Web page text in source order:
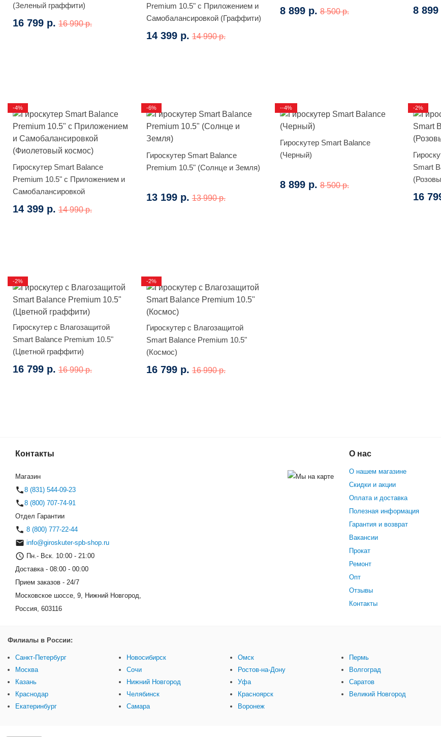
(Зеленый граффити)
16 799 р. 16 990 р.
Premium 10.5" с Приложением и
Самобалансировкой (Граффити)
14 399 р. 14 990 р.
8 899 р. 8 500 р. 8 899
Гироскутер Smart Balance
Premium 10.5" с Приложением и
Самобалансировкой
(Фиолетовый космос)
14 399 р. 14 990 р.
-4%
Гироскутер Smart Balance
Premium 10.5" (Солнце и Земля)
13 199 р. 13 990 р.
-6%
Гироскутер Smart Balance
(Черный)
8 899 р. 8 500 р.
--4%
Smart
16
-2%
Гироскутер с Влагозащитой
Smart Balance Premium 10.5"
(Цветной граффити)
16 799 р. 16 990 р.
-2%
Гироскутер с Влагозащитой
Smart Balance Premium 10.5"
(Космос)
16 799 р. 16 990 р.
-2%
Гироскутер Smart Balance 10"
Контакты
Магазин
8 (831) 544-09-23
8 (800) 707-74-91
Отдел Гарантии
8 (800) 777-22-44
info@giroskuter-spb-shop.ru
Пн.- Вск. 10:00 - 21:00
Доставка - 08:00 - 00:00
Прием заказов - 24/7
Московское шоссе, 9, Нижний Новгород,
Россия, 603116
О нас
О нашем магазине
Скидки и акции
Оплата и доставка
Полезная информация
Гарантия и возврат
Вакансии
Прокат
Ремонт
Опт
Отзывы
Контакты
Филиалы в России:
Санкт-Петербург
Москва
Казань
Краснодар
Екатеринбург
Новосибирск
Сочи
Нижний Новгород
Челябинск
Самара
Омск
Ростов-на-Дону
Уфа
Красноярск
Воронеж
Пермь
Волгоград
Саратов
Великий Новгород